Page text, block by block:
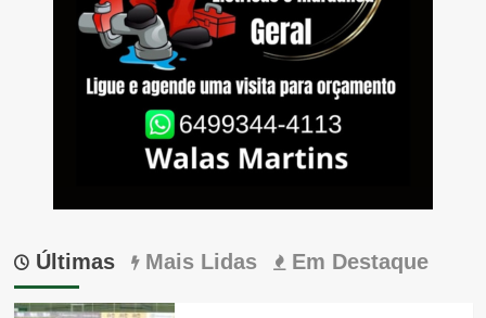
Últimas Mais Lidas Em Destaque